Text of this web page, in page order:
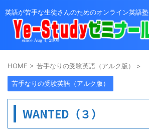
英語が苦手な生徒さんのためのオンライン英語塾
HOME > 苦手なりの受験英語（アルク版） >
苦手なりの受験英語（アルク版）
WANTED（３）